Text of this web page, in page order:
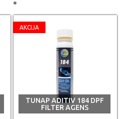
AKCIJA
TUNAP ADITIV 184 DPF
FILTER AGENS